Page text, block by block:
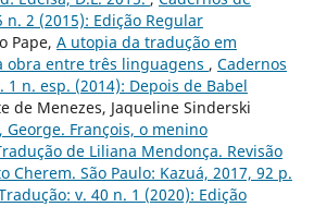
n. 2 (2015): Edição Regular
Pape, A utopia da tradução em
obra entre três linguagens , Cadernos
1 n. esp. (2014): Depois de Babel
de Menezes, Jaqueline Sinderski
George. François, o menino
de Liliana Mendonça. Revisão
Cherem. São Paulo: Kazuá, 2017, 92 p.
v. 40 n. 1 (2020): Edição